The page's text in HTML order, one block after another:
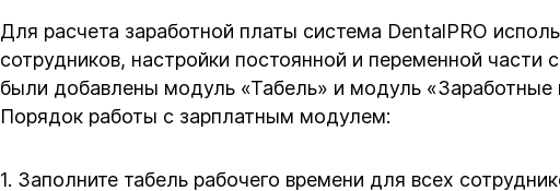
Для расчета заработной платы система DentalPRO
сотрудников, настройки постоянной и переменной части
были добавлены модуль «Табель» и модуль «Заработные
Порядок работы с зарплатным модулем:
1. Заполните табель рабочего времени для всех